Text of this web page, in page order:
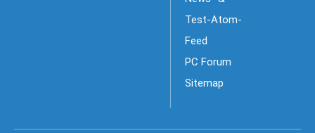
Test-Atom-
Feed
PC Forum
Sitemap